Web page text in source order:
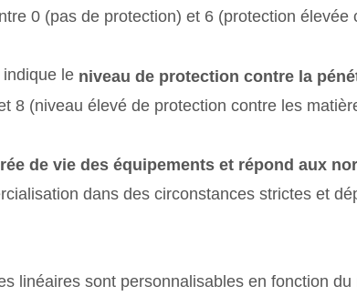
0 (pas de protection) et 6 (protection élevée
le niveau de protection contre la
8 (niveau élevé de protection contre les
de vie des équipements et répond aux
dans des circonstances strictes et
linéaires sont personnalisables en fonction